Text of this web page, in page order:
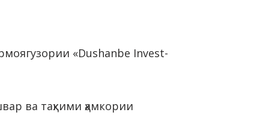
«Dushanbe Invest-
ва таҳкими ҳамкории